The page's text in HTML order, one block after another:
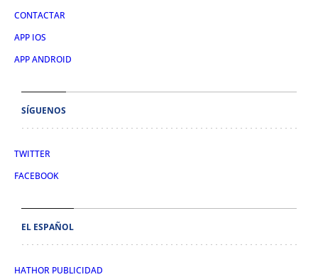
CONTACTAR
APP IOS
APP ANDROID
SÍGUENOS
TWITTER
FACEBOOK
EL ESPAÑOL
HATHOR PUBLICIDAD